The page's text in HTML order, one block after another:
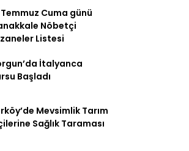
Temmuz Cuma günü
Nöbetçi
Listesi
İtalyanca
Başladı
Mevsimlik Tarım
Sağlık Taraması